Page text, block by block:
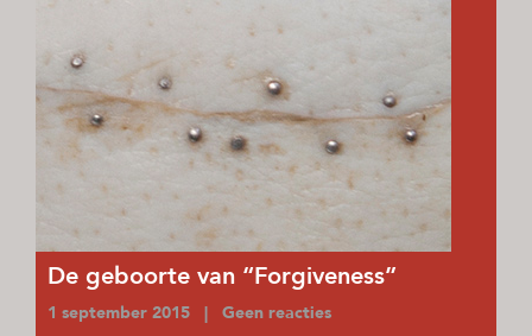
De geboorte van “Forgiveness”
1 september 2015 | Geen reacties